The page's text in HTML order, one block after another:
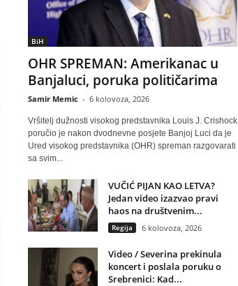
BiH
OHR SPREMAN: Amerikanac u
Banjaluci, poruka političarima
Samir Memic - 6 kolovoza, 2026
Vršitelj dužnosti visokog predstavnika Louis J. Crishock
poručio je nakon dvodnevne posjete Banjoj Luci da je
Ured visokog predstavnika (OHR) spreman razgovarati
sa svim...
VUČIĆ PIJAN KAO LETVA?
Jedan video izazvao pravi
haos na društvenim...
Regija 6 kolovoza, 2026
Video / Severina prekinula
koncert i poslala poruku o
Srebrenici: Kad...